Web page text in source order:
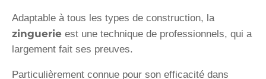
Adaptable à tous les types de construction, la
zinguerie est une technique de professionnels, qui a
largement fait ses preuves.
Particulièrement connue pour son efficacité dans